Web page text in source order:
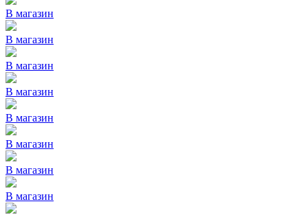
В магазин
В магазин
В магазин
В магазин
В магазин
В магазин
В магазин
В магазин